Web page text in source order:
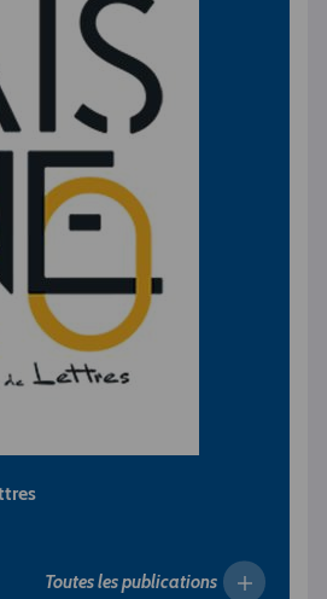
Toutes les publications